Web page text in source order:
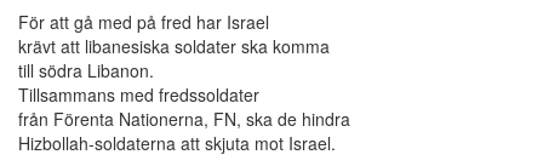
För att gå med på fred har Israel
krävt att libanesiska soldater ska komma
till södra Libanon.
Tillsammans med fredssoldater
från Förenta Nationerna, FN, ska de hindra
Hizbollah-soldaterna att skjuta mot Israel.